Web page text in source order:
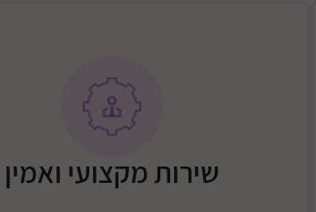
מיטה 700 ש"ח
שירות מקצועי ואמין